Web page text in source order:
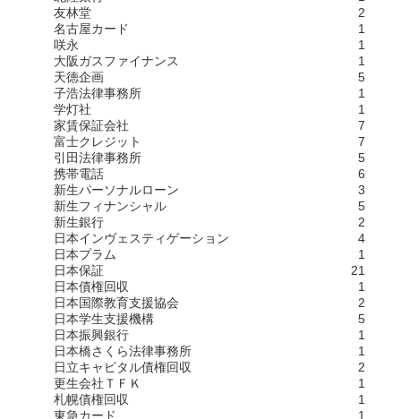
友林堂
2
名古屋カード
1
咲永
1
大阪ガスファイナンス
1
天徳企画
5
子浩法律事務所
1
学灯社
1
家賃保証会社
7
富士クレジット
7
引田法律事務所
5
携帯電話
6
新生パーソナルローン
3
新生フィナンシャル
5
新生銀行
2
日本インヴェスティゲーション
4
日本プラム
1
日本保証
21
日本債権回収
1
日本国際教育支援協会
2
日本学生支援機構
5
日本振興銀行
1
日本橋さくら法律事務所
1
日立キャピタル債権回収
2
更生会社ＴＦＫ
1
札幌債権回収
1
東急カード
1